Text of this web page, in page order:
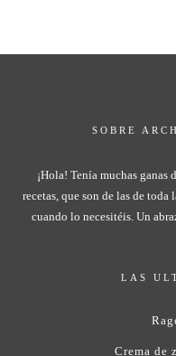
SOBRE
¡Hola! Tenía muchas ganas
recetas, que son de las de
cuando lo necesitéis. Un
LAS
Crema de